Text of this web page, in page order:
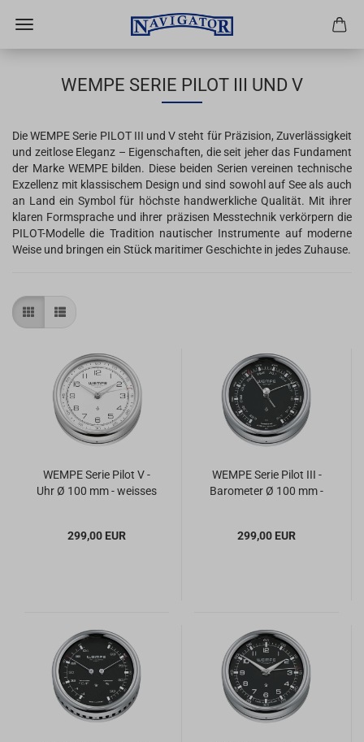
WEMPE SERIE PILOT III UND V
Die WEMPE Serie PILOT III und V steht für Präzision, Zuverlässigkeit
und zeitlose Eleganz – Eigenschaften, die seit jeher das Fundament
der Marke WEMPE bilden. Diese beiden Serien vereinen technische
Exzellenz mit klassischem Design und sind sowohl auf See als auch
an Land ein Symbol für höchste handwerkliche Qualität. Mit ihrer
klaren Formsprache und ihrer präzisen Messtechnik verkörpern die
PILOT-Modelle die Tradition nautischer Instrumente auf moderne
Weise und bringen ein Stück maritimer Geschichte in jedes Zuhause.
WEMPE Serie Pilot V -
Uhr Ø 100 mm - weisses
299,00 EUR
WEMPE Serie Pilot III -
Barometer Ø 100 mm -
299,00 EUR